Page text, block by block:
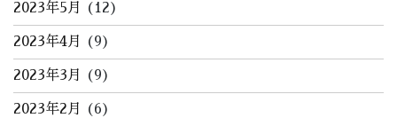
2023年5月 (12)
2023年4月 (9)
2023年3月 (9)
2023年2月 (6)